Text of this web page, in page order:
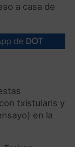
a casa de
con txistularis y
en la